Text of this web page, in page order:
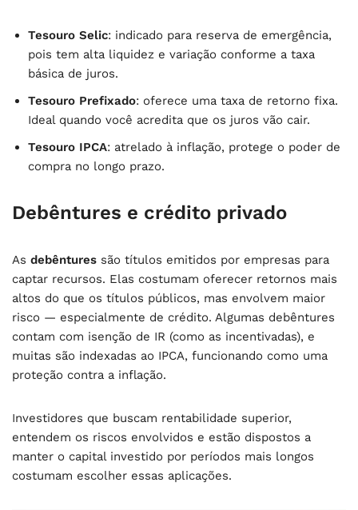
Tesouro Selic: indicado para reserva de emergência,
pois tem alta liquidez e variação conforme a taxa
básica de juros.
Tesouro Prefixado: oferece uma taxa de retorno fixa.
Ideal quando você acredita que os juros vão cair.
Tesouro IPCA: atrelado à inflação, protege o poder de
compra no longo prazo.
Debêntures e crédito privado
As debêntures são títulos emitidos por empresas para
captar recursos. Elas costumam oferecer retornos mais
altos do que os títulos públicos, mas envolvem maior
risco — especialmente de crédito. Algumas debêntures
contam com isenção de IR (como as incentivadas), e
muitas são indexadas ao IPCA, funcionando como uma
proteção contra a inflação.
Investidores que buscam rentabilidade superior,
entendem os riscos envolvidos e estão dispostos a
manter o capital investido por períodos mais longos
costumam escolher essas aplicações.